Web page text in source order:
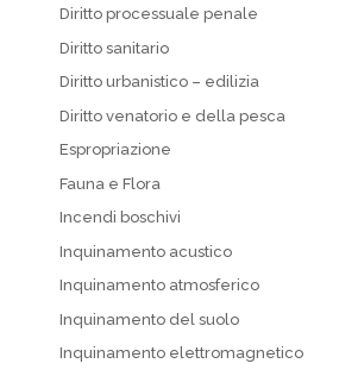
Diritto processuale penale
Diritto sanitario
Diritto urbanistico – edilizia
Diritto venatorio e della pesca
Espropriazione
Fauna e Flora
Incendi boschivi
Inquinamento acustico
Inquinamento atmosferico
Inquinamento del suolo
Inquinamento elettromagnetico